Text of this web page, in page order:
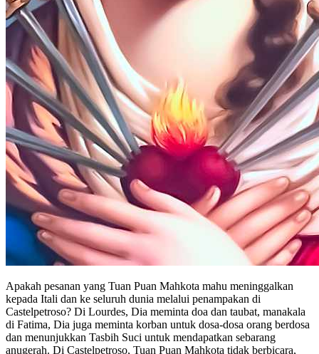
Apakah pesanan yang Tuan Puan Mahkota mahu meninggalkan
kepada Itali dan ke seluruh dunia melalui penampakan di
Castelpetroso? Di Lourdes, Dia meminta doa dan taubat, manakala
di Fatima, Dia juga meminta korban untuk dosa-dosa orang berdosa
dan menunjukkan Tasbih Suci untuk mendapatkan sebarang
anugerah. Di Castelpetroso, Tuan Puan Mahkota tidak berbicara,